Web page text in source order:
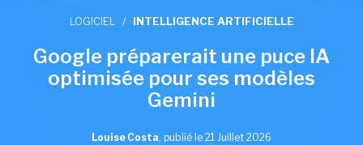
LOGICIEL / INTELLIGENCE ARTIFICIELLE
Google préparerait une puce IA
optimisée pour ses modèles
Gemini
Louise Costa, publié le 21 Juillet 2026